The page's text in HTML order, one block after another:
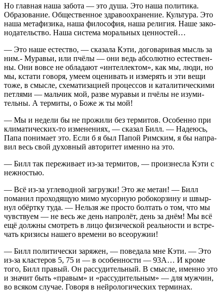
Но глав­ная наша забо­та — это душа. Это наша поли­ти­ка.
Обра­зо­ва­ние. Обще­ствен­ное здра­во­охра­не­ние. Куль­ту­ра. Это
наша мета­фи­зи­ка, наша фило­со­фия, наша рели­гия. Наше зако­
но­да­тель­ство. Наша систе­ма мораль­ных ценностей…
— Это наше есте­ство, — ска­за­ла Кэти, дого­ва­ри­вая мысль за
ним.- Муравьи, или пчё­лы — они ведь абсо­лют­но есте­ствен­
ны. Они вовсе не обла­да­ют «интел­лек­том», как мы, люди, но
мы, кста­ти гово­ря, уме­ем оце­ни­вать и изме­рять и эти вещи
тоже, в смыс­ле, схе­ма­ти­за­ци­ей про­цес­сов и ката­ли­ти­че­ски­ми
пет­ля­ми — маль­чик мой, раз­ве муравьи и пчё­лы не изу­ми­
тель­ны. А тер­ми­ты, о Боже ж ты мой!
— Мы и неде­ли бы не про­жи­ли без тер­ми­тов. Осо­бен­но при
кли­ма­ти­че­ских-то изме­не­ни­ях, — ска­зал Билл. — Наде­юсь,
Папа пони­ма­ет это. Если б я был Папой Рим­ским, я бы напра­
вил весь свой духов­ный авто­ри­тет имен­но на это.
— Билл так пере­жи­ва­ет из-за тер­ми­тов, — про­из­нес­ла Кэти с
нежностью.
— Всё из-за угле­вод­ной загруз­ки! Это же метан! — Билл
пома­нил про­хо­дя­щую мимо мусор­ную робо­кор­зи­ну и швыр­
нул обёрт­ку туда. — Нель­зя же про­сто бол­тать о том, что мы
чув­ству­ем — не весь же день напро­лёт, день за днём! Мы всё
ещё долж­ны смот­реть в лицо физи­че­ской реаль­но­сти и встре­
чать кри­зи­сы наше­го вре­ме­ни во всеоружии!
— Билл поли­ти­че­ски заря­жен, — пове­да­ла мне Кэти. — Это
из-за кла­сте­ров 5, 75 и — в осо­бен­но­сти — 93А… И кро­ме
того, Билл пра­вый. Он рас­су­ди­тель­ный. В смыс­ле, имен­но это
и зна­чит быть «пра­вым» и «рас­су­ди­тель­ным» — для муж­чин,
во вся­ком слу­чае. Гово­ря в ней­ро­ло­ги­че­ских терминах.